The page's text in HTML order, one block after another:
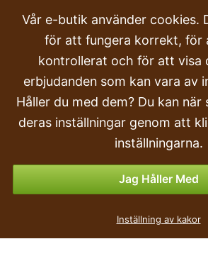
VANLIGA FRÅGOR
Klagomål
Transport och leverans
Beställa
Returer & Återbetalningar
Betalningsalternativ
Vår e-butik använder cookies.
för att fungera korrekt, för
kontrollerat och för att visa
erbjudanden som kan vara av
Håller du med dem? Du kan när
deras inställningar genom att
inställningarna.
Jag Håller Med
Inställning av kakor